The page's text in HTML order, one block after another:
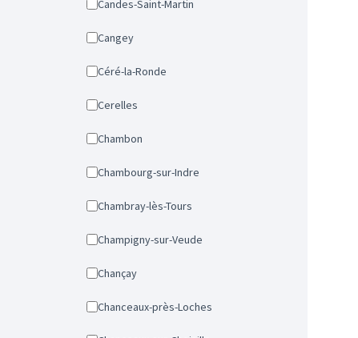
Candes-Saint-Martin
Cangey
Céré-la-Ronde
Cerelles
Chambon
Chambourg-sur-Indre
Chambray-lès-Tours
Champigny-sur-Veude
Chançay
Chanceaux-près-Loches